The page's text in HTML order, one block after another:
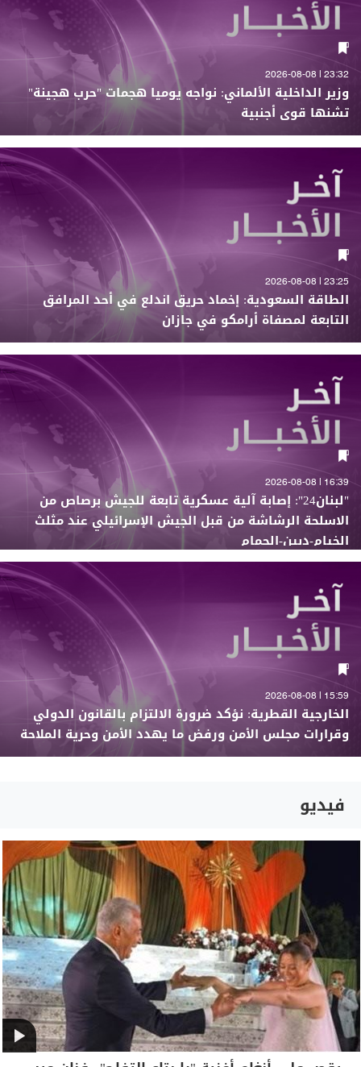
23:32 | 2026-08-08
وزير الداخلية الألماني: نواجه يوميا هجمات "حرب هجينة"
تشنها قوى أجنبية
23:25 | 2026-08-08
الطاقة السعودية: إخماد حريق اندلع في أحد المرافق
التابعة لمصفاة أرامكو في جازان
16:39 | 2026-08-08
"لبنان24": إصابة آلية عسكرية تابعة للجيش برصاص من
الاسلحة الرشاشة من قبل الجيش الإسرائيلي عند مثلث
الخيام-دبين-الحمام
15:59 | 2026-08-08
الخارجية القطرية: نؤكد ضرورة الالتزام بالقانون الدولي
وقرارات مجلس الأمن ورفض ما يهدد الأمن وحرية الملاحة
فيديو